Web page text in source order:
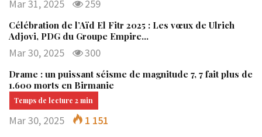
Mar 31, 2025 259
Célébration de l’Aïd El Fitr 2025 : Les vœux de Ulrich
Adjovi, PDG du Groupe Empire…
Mar 30, 2025 300
Drame : un puissant séisme de magnitude 7, 7 fait plus de
1.600 morts en Birmanie
Mar 30, 2025 1 151